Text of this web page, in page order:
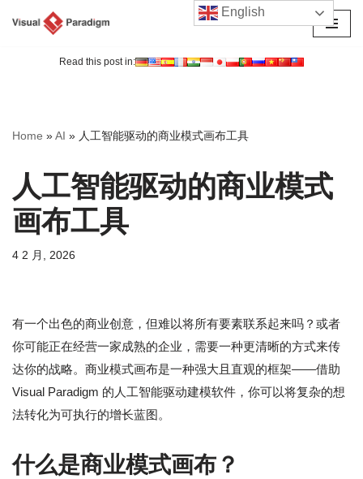
Read this post in:
Home »AI » 人工智能驱动的商业模式画布工具
人工智能驱动的商业模式
画布工具
4 2 月, 2026
有一个出色的商业创意，但难以将所有要素联系起来吗？或者
你可能正在经营一家成熟的企业，需要一种更清晰的方式来传
达你的战略。商业模式画布是一种强大且直观的框架——借助
Visual Paradigm 的人工智能驱动建模软件，你可以将复杂的想
法转化为可执行的增长蓝图。
什么是商业模式画布？
English